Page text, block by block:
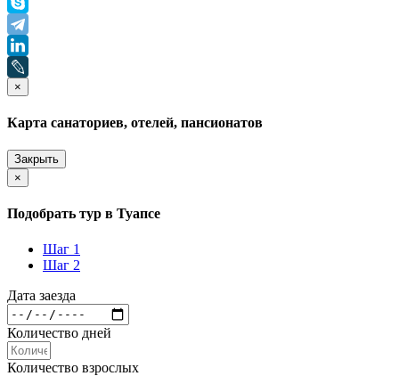
×
Карта санаториев, отелей, пансионатов
Закрыть
×
Подобрать тур в Туапсе
Шаг 1
Шаг 2
Дата заезда
Количество дней
Количество взрослых